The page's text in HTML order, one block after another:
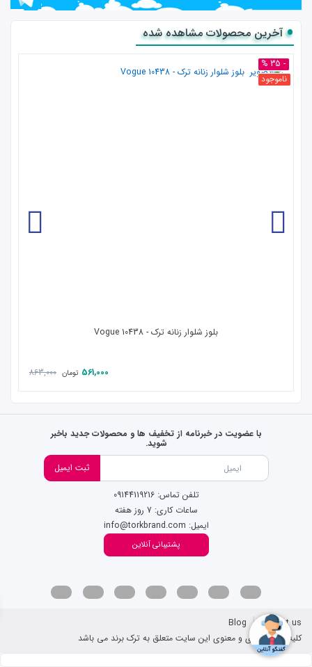
آخرین محصولات مشاهده شده
- 35 %
ناموجود
بلوز شلوار زنانه ترک - 10438 Vogue
561,000 تومان 863,000
با عضویت در خبرنامه از تخفیف ها و محصولات جدید باخبر
شوید.
ثبت ایمیل
پشتیبانی آنلاین
تلفن تماس: 09144119216
ساعات کاری: 7 روز هفته
ایمیل: info@torkbrand.com
Contact us
Blog
کلیه حقوق مادی و معنوی این سایت متعلق به ترک برند می باشد